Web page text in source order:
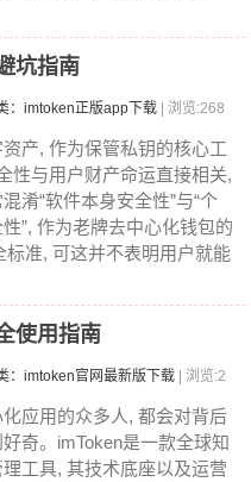
坑指南
：imtoken正版app下载 | 浏览:268
产, 作为保管私钥的核心工
性与用户财产命运直接相关,
淆“软件本身安全性”与“个
”, 作为老牌去中心化钱包的
标准, 可这并不表明用户就能
使用指南
：imtoken官网最新版下载 | 浏览:2
应用的众多人, 都会对背后
奇。imToken是一款全球知
工具, 其技术底座以及运营